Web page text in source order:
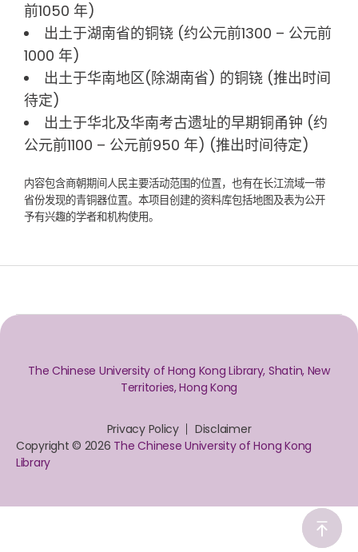
前1050 年)
出土于湖南省的铜铙 (约公元前1300 – 公元前
1000 年)
出土于华南地区(除湖南省) 的铜铙 (推出时间
待定)
出土于华北及华南考古遗址的早期铜甬钟 (约
公元前1100 – 公元前950 年) (推出时间待定)
内容包含商朝期间人民主要活动范围的位置，也有在长江流域一带
省份发现的青铜器位置。本项目创建的资料库包括地图及表为公开
予有兴趣的学者和机构使用。
The Chinese University of Hong Kong Library, Shatin, New
Territories, Hong Kong
Privacy Policy
Disclaimer
Copyright © 2026 The Chinese University of Hong Kong
Library